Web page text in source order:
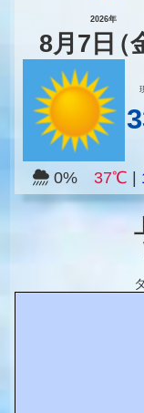
2026年
8月 7 日（
0% 37℃